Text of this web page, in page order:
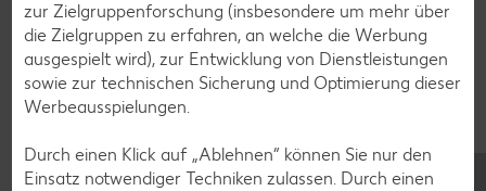
zur Zielgruppenforschung (insbesondere um mehr über
die Zielgruppen zu erfahren, an welche die Werbung
ausgespielt wird), zur Entwicklung von Dienstleistungen
sowie zur technischen Sicherung und Optimierung dieser
Werbeausspielungen.
Durch einen Klick auf „Ablehnen“ können Sie nur den
Einsatz notwendiger Techniken zulassen. Durch einen